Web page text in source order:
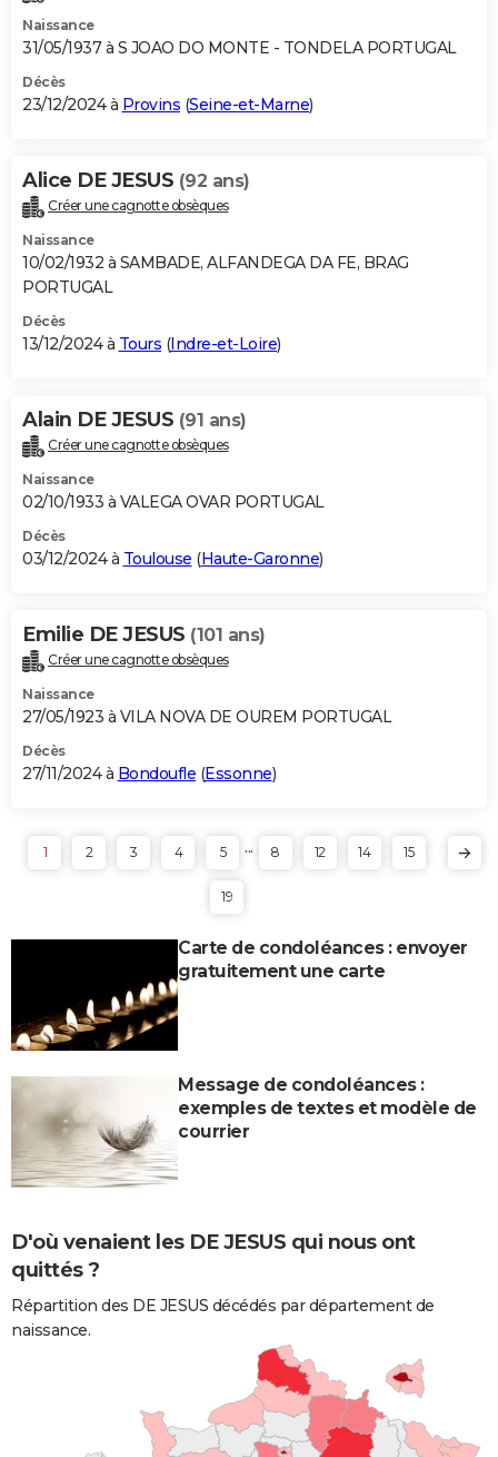
Naissance
31/05/1937 à S JOAO DO MONTE - TONDELA PORTUGAL
Décès
23/12/2024 à Provins (Seine-et-Marne)
Alice DE JESUS (92 ans)
Créer une cagnotte obsèques
Naissance
10/02/1932 à SAMBADE, ALFANDEGA DA FE, BRAG
PORTUGAL
Décès
13/12/2024 à Tours (Indre-et-Loire)
Alain DE JESUS (91 ans)
Créer une cagnotte obsèques
Naissance
02/10/1933 à VALEGA OVAR PORTUGAL
Décès
03/12/2024 à Toulouse (Haute-Garonne)
Emilie DE JESUS (101 ans)
Créer une cagnotte obsèques
Naissance
27/05/1923 à VILA NOVA DE OUREM PORTUGAL
Décès
27/11/2024 à Bondoufle (Essonne)
1 2 3 4 5 ... 8 12 14 15
19
Carte de condoléances : envoyer
gratuitement une carte
Message de condoléances :
exemples de textes et modèle de
courrier
D'où venaient les DE JESUS qui nous ont
quittés ?
Répartition des DE JESUS décédés par département de
naissance.